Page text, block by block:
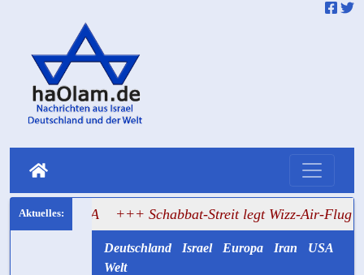
+++ Schabbat-Streit legt Wizz-Air-Flug nach Tel Aviv
Deutschland Israel Europa Iran
USA
Welt